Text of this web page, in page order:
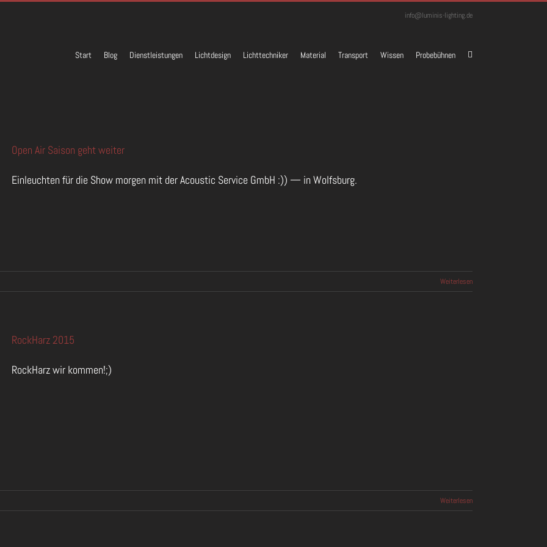
info@luminis-lighting.de
Start Blog Dienstleistungen Lichtdesign Lichttechniker Material Transport Wissen Probebühnen
Open Air Saison geht weiter
Einleuchten für die Show morgen mit der Acoustic Service GmbH :)) — in Wolfsburg.
Weiterlesen
RockHarz 2015
RockHarz wir kommen!;)
Weiterlesen